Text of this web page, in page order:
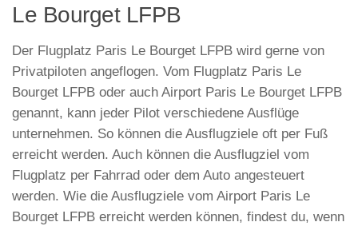
Le Bourget LFPB
Der Flugplatz Paris Le Bourget LFPB wird gerne von
Privatpiloten angeflogen. Vom Flugplatz Paris Le
Bourget LFPB oder auch Airport Paris Le Bourget LFPB
genannt, kann jeder Pilot verschiedene Ausflüge
unternehmen. So können die Ausflugziele oft per Fuß
erreicht werden. Auch können die Ausflugziel vom
Flugplatz per Fahrrad oder dem Auto angesteuert
werden. Wie die Ausflugziele vom Airport Paris Le
Bourget LFPB erreicht werden können, findest du, wenn